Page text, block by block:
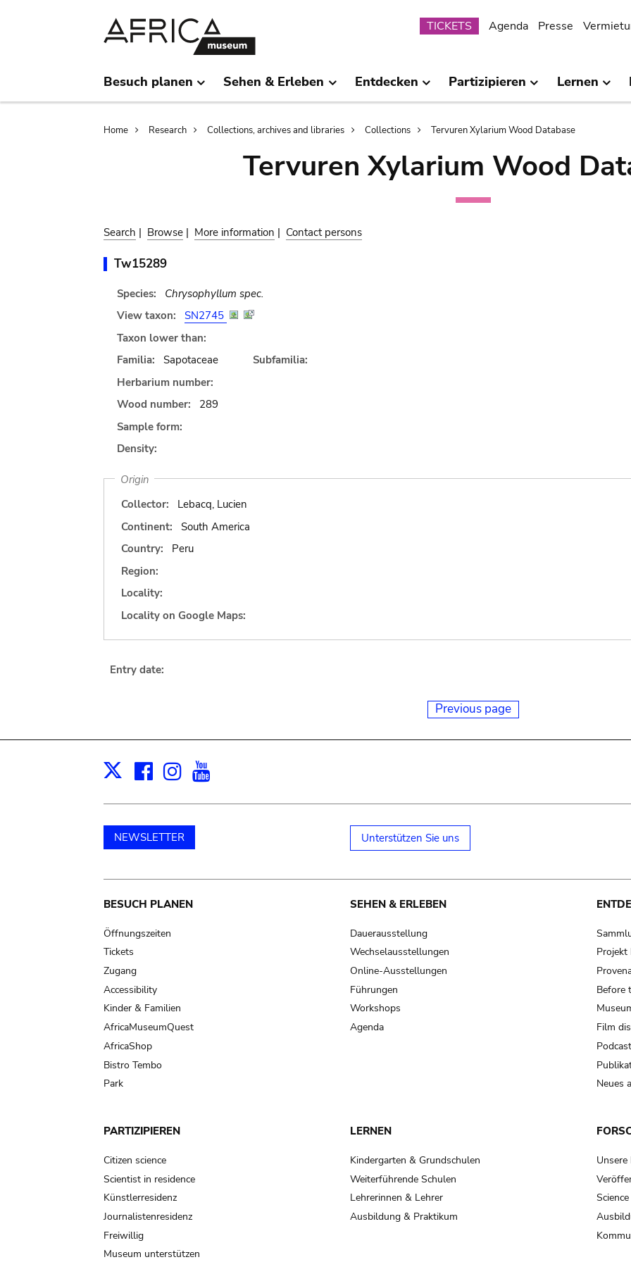
Submenu
TICKETS Agenda Presse
Besuch planen Sehen & Erleben Entdecken Partizipieren Lernen
Breadcrumb
Home Research Collections, archives and libraries Collections Tervuren Xylarium Wood Database
Tervuren Xylarium Wood
Search | Browse | More information | Contact persons
Tw15289
Species:
Chrysophyllum spec.
View taxon:
SN2745
Taxon lower than:
Familia:
Sapotaceae
Subfamilia:
Herbarium number:
Wood number:
289
Sample form:
Density:
Origin
Collector:
Lebacq, Lucien
Continent:
South America
Country:
Peru
Region:
Locality:
Locality on Google Maps:
Entry date:
Previous page
X Facebook
Instagram
NEWSLETTER Unterstützen Sie uns
Main
navigation
BESUCH PLANEN
Öffnungszeiten
Tickets
Zugang
Accessibility
Kinder & Familien
AfricaMuseumQuest
AfricaShop
Bistro Tembo
Park
SEHEN & ERLEBEN
Dauerausstellung
Wechselausstellungen
Online-Ausstellungen
Führungen
Workshops
Agenda
Projekt
Before
Film
Neues
PARTIZIPIEREN
Citizen science
Scientist in residence
Künstlerresidenz
Journalistenresidenz
Freiwillig
Museum unterstützen
LERNEN
Kindergarten & Grundschulen
Weiterführende Schulen
Lehrerinnen & Lehrer
Ausbildung & Praktikum